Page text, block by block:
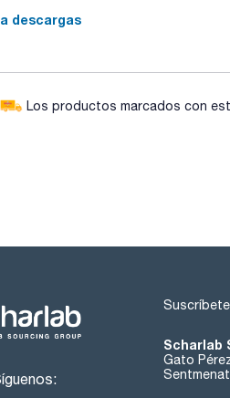
descargas
Los productos marcados con
Scharlab
Gato